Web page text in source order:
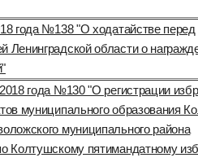
года №138 "О ходатайстве перед
Ленинградской области о
года №130 "О регистрации
муниципального образования
муниципального района
Колтушскому пятимандатному